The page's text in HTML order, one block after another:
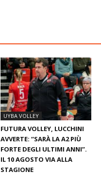
UYBA VOLLEY
FUTURA VOLLEY, LUCCHINI
AVVERTE: “SARÀ LA A2 PIÙ
FORTE DEGLI ULTIMI ANNI”.
IL 10 AGOSTO VIA ALLA
STAGIONE